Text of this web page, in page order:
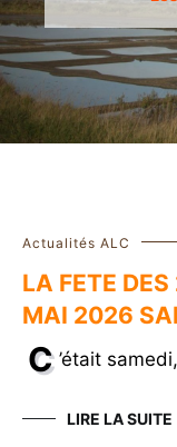
Actualités ALC
LA FETE
MAI 2026
C ’était
LIRE LA SUITE